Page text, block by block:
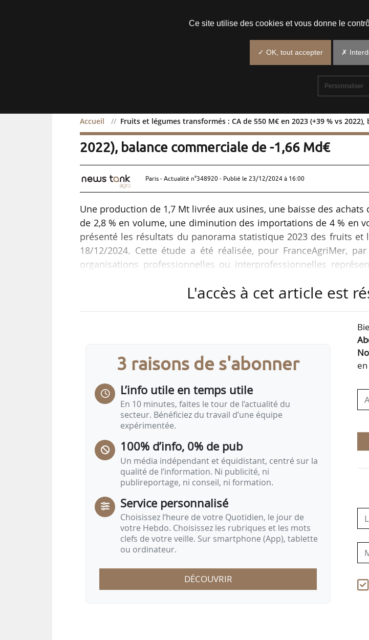
Accueil Fruits et légumes transformés : CA de 550 M€ en 2023 (+39 % vs
Fruits et légumes transformés : CA de 550 M€
2022), balance commerciale de -1,66 Md€
Paris - Actualité n°348920 - Publié le 23/12/2024 à 16:00
Une production de 1,7 Mt livrée aux usines, une baisse des
de 2,8 % en volume, une diminution des importations de 4 % en
présenté les résultats du panorama statistique 2023 des fruits et
18/12/2024. Cette étude a été réalisée, pour FranceAgriMer,
organisations professionnelles ou interprofessionnelles
consortium d’expertise économique.
• pour les fruits : abricot, cassis, cerise, bigarreau, châtaigne,
groseille, poire, pomme, prune d’ente, prune mirabelle, prune
L'accès à cet article est
3 raisons de s'abonner
L’info utile en temps utile
En 10 minutes, faites le tour de l’actualité du
secteur. Bénéficiez du travail d’une équipe
expérimentée.
100% d’info, 0% de pub
Un média indépendant et équidistant, centré sur la
qualité de l’information. Ni publicité, ni
publireportage, ni conseil, ni formation.
Service personnalisé
Choisissez l‘heure de votre Quotidien, le jour de
votre Hebdo. Choisissez les rubriques et les mots
clefs de votre veille. Sur smartphone (App), tablette
ou ordinateur.
DÉCOUVRIR
Ce site utilise des cookies et vous donne le
✓ OK, tout accepter ✗
Personnaliser